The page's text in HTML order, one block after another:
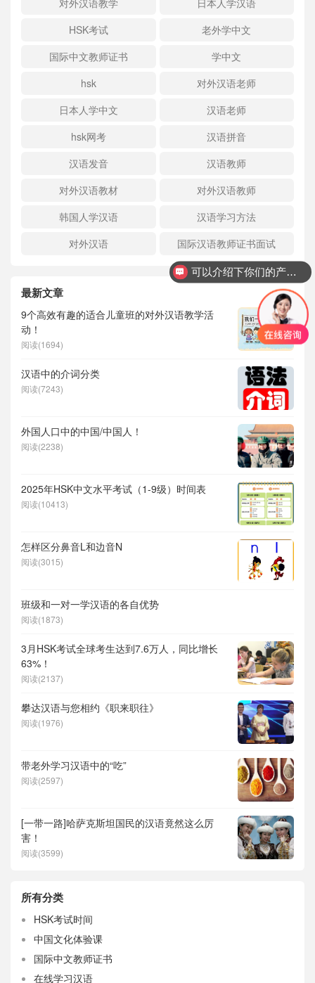
对外汉语教学
日本人学汉语
HSK考试
老外学中文
国际中文教师证书
学中文
hsk
对外汉语老师
日本人学中文
汉语老师
hsk网考
汉语拼音
汉语发音
汉语教师
对外汉语教材
对外汉语教师
韩国人学汉语
汉语学习方法
对外汉语
国际汉语教师证书面试
最新文章
9个高效有趣的适合儿童班的对外汉语教学活
动！
阅读(1694)
汉语中的介词分类
阅读(7243)
外国人口中的中国/中国人！
阅读(2238)
2025年HSK中文水平考试（1-9级）时间表
阅读(10413)
怎样区分鼻音L和边音N
阅读(3015)
班级和一对一学汉语的各自优势
阅读(1873)
3月HSK考试全球考生达到7.6万人，同比增长
63%！
阅读(2137)
攀达汉语与您相约《职来职往》
阅读(1976)
带老外学习汉语中的“吃”
阅读(2597)
[一带一路]哈萨克斯坦国民的汉语竟然这么厉
害！
阅读(3599)
所有分类
HSK考试时间
中国文化体验课
国际中文教师证书
在线学习汉语
可以介绍下你们的产品么？
你们是怎么收费的呢？